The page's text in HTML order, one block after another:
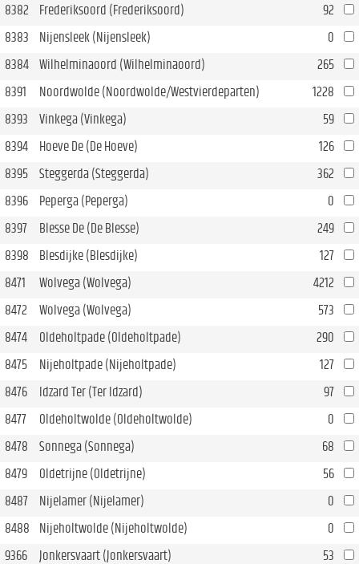
8382 Frederiksoord (Frederiksoord)
92
8383
Nijensleek (Nijensleek)
0
8384
Wilhelminaoord (Wilhelminaoord)
265
8391
Noordwolde (Noordwolde/Westvierdeparten)
1228
8393
Vinkega (Vinkega)
59
8394
Hoeve De (De Hoeve)
126
8395
Steggerda (Steggerda)
362
8396
Peperga (Peperga)
0
8397
Blesse De (De Blesse)
249
8398
Blesdijke (Blesdijke)
127
8471
Wolvega (Wolvega)
4212
8472
Wolvega (Wolvega)
573
8474
Oldeholtpade (Oldeholtpade)
290
8475
Nijeholtpade (Nijeholtpade)
127
8476
Idzard Ter (Ter Idzard)
97
8477
Oldeholtwolde (Oldeholtwolde)
0
8478
Sonnega (Sonnega)
68
8479
Oldetrijne (Oldetrijne)
56
8487
Nijelamer (Nijelamer)
0
8488
Nijeholtwolde (Nijeholtwolde)
0
9366
Jonkersvaart (Jonkersvaart) 53